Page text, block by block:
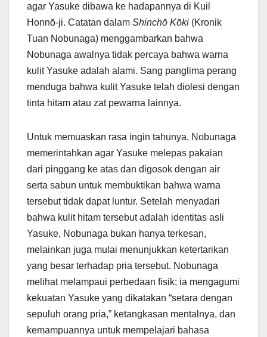
agar Yasuke dibawa ke hadapannya di Kuil
Honnō-ji. Catatan dalam Shinchō Kōki (Kronik
Tuan Nobunaga) menggambarkan bahwa
Nobunaga awalnya tidak percaya bahwa warna
kulit Yasuke adalah alami. Sang panglima perang
menduga bahwa kulit Yasuke telah diolesi dengan
tinta hitam atau zat pewarna lainnya.
Untuk memuaskan rasa ingin tahunya, Nobunaga
memerintahkan agar Yasuke melepas pakaian
dari pinggang ke atas dan digosok dengan air
serta sabun untuk membuktikan bahwa warna
tersebut tidak dapat luntur. Setelah menyadari
bahwa kulit hitam tersebut adalah identitas asli
Yasuke, Nobunaga bukan hanya terkesan,
melainkan juga mulai menunjukkan ketertarikan
yang besar terhadap pria tersebut. Nobunaga
melihat melampaui perbedaan fisik; ia mengagumi
kekuatan Yasuke yang dikatakan “setara dengan
sepuluh orang pria,” ketangkasan mentalnya, dan
kemampuannya untuk mempelajari bahasa